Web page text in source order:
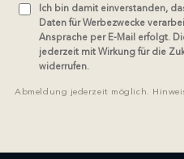
Ich bin damit einverstanden,
Daten für Werbezwecke
Ansprache per E-Mail erfolgt.
jederzeit mit Wirkung für die
widerrufen.
Abmeldung jederzeit möglich.